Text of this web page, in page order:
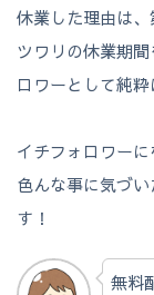
休業した理由は、
ツワリの休業期
ロワーとして純
イチフォロワー
色んな事に気づ
す！
無料